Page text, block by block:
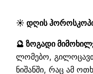
☀️ დღის
🔮 ზოგადი
ლომებო,
ნიშანში, რაც ამ